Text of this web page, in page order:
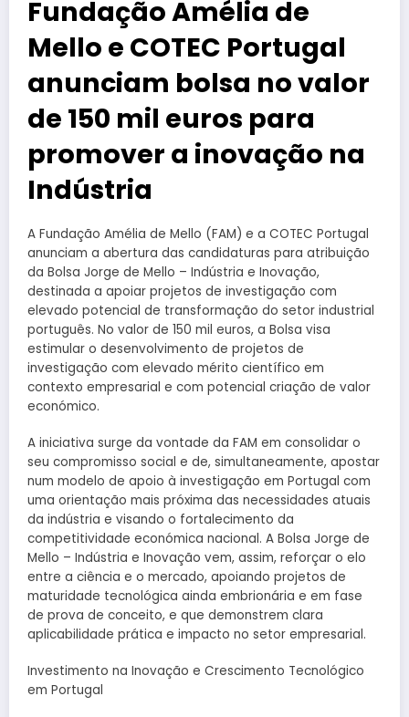
Fundação Amélia de
Mello e COTEC Portugal
anunciam bolsa no valor
de 150 mil euros para
promover a inovação na
Indústria
A Fundação Amélia de Mello (FAM) e a COTEC Portugal
anunciam a abertura das candidaturas para atribuição
da Bolsa Jorge de Mello – Indústria e Inovação,
destinada a apoiar projetos de investigação com
elevado potencial de transformação do setor industrial
português. No valor de 150 mil euros, a Bolsa visa
estimular o desenvolvimento de projetos de
investigação com elevado mérito científico em
contexto empresarial e com potencial criação de valor
económico.
A iniciativa surge da vontade da FAM em consolidar o
seu compromisso social e de, simultaneamente, apostar
num modelo de apoio à investigação em Portugal com
uma orientação mais próxima das necessidades atuais
da indústria e visando o fortalecimento da
competitividade económica nacional. A Bolsa Jorge de
Mello – Indústria e Inovação vem, assim, reforçar o elo
entre a ciência e o mercado, apoiando projetos de
maturidade tecnológica ainda embrionária e em fase
de prova de conceito, e que demonstrem clara
aplicabilidade prática e impacto no setor empresarial.
Investimento na Inovação e Crescimento Tecnológico
em Portugal